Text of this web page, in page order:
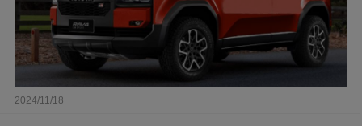
2024/11/18